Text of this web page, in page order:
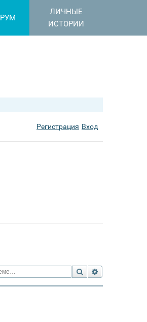
ЛИЧНЫЕ
ИСТОРИИ
Регистрация Вход
Поиск